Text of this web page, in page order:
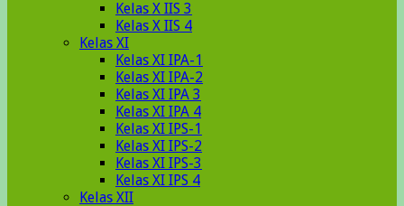
Kelas X IIS 3
Kelas X IIS 4
Kelas XI
Kelas XI IPA-1
Kelas XI IPA-2
Kelas XI IPA 3
Kelas XI IPA 4
Kelas XI IPS-1
Kelas XI IPS-2
Kelas XI IPS-3
Kelas XI IPS 4
Kelas XII